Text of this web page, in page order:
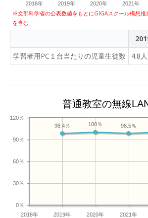
2018年 2019年 2020年 2021年
※文部科学省の公表数値をもとにGIGAスクール構想推
を含む
学習者用PC１台当たりの児童生徒数
4.8
普通教室の無線
2018年 2019年 2020年 2021年
0％
30％
60％
90％
120％
98.5％
100％
98.4％